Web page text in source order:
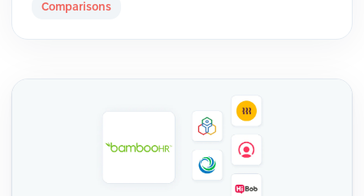
Comparisons